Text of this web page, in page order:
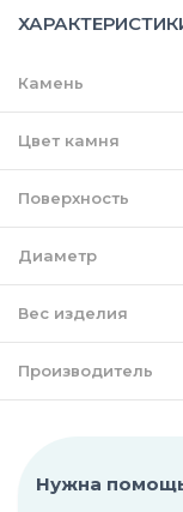
Камень
Цвет камня
Поверхность
Диаметр
Вес изделия
Производитель
Нужна